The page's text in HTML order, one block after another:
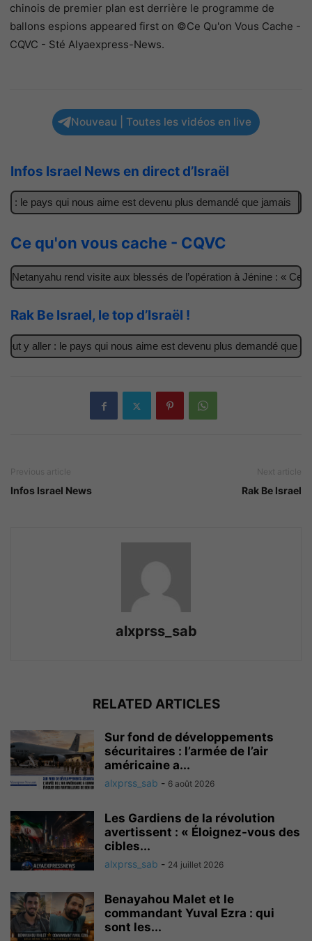
chinois de premier plan est derrière le programme de
ballons espions appeared first on ©Ce Qu'on Vous Cache -
CQVC - Sté Alyaexpress-News.
Nouveau | Toutes les vidéos en live
Infos Israel News en direct d’Israël
pays qui nous aime est devenu plus demandé que jamais
Ce qu'on vous cache - CQVC
rend visite aux blessés de l’opération à Jénine : « Ces
Rak Be Israel, le top d’Israël !
y aller : le pays qui nous aime est devenu plus demandé que jamais
Previous article
Infos Israel News
Next article
Rak Be Israel
alxprss_sab
RELATED ARTICLES
Sur fond de développements
sécuritaires : l’armée de l’air
américaine a...
alxprss_sab - 6 août 2026
Les Gardiens de la révolution
avertissent : « Éloignez-vous des
cibles...
alxprss_sab - 24 juillet 2026
Benayahou Malet et le
commandant Yuval Ezra : qui
sont les...